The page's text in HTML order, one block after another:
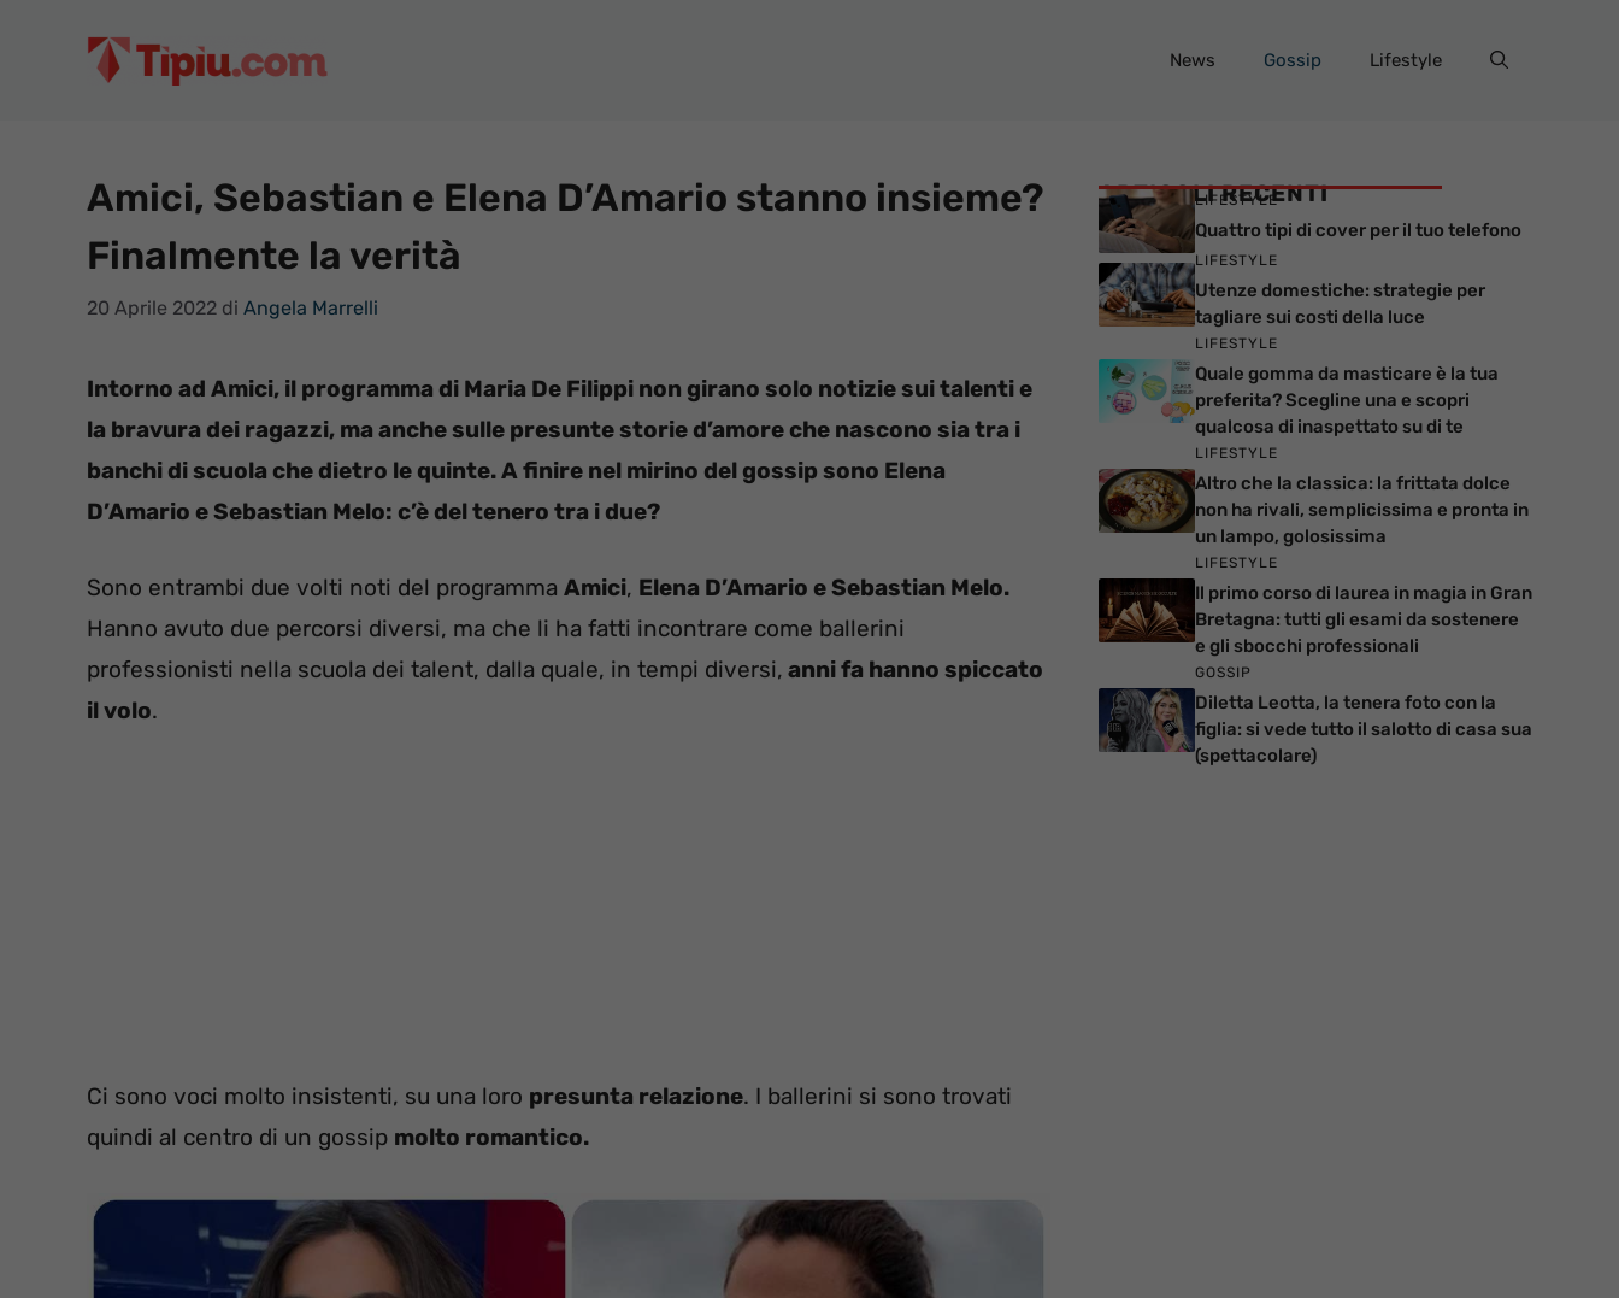
News Gossip Lifestyle
Amici, Sebastian e Elena D’Amario stanno insieme?
Finalmente la verità
20 Aprile 2022 di Angela Marrelli
Intorno ad Amici, il programma di Maria De Filippi non girano solo notizie sui talenti e
la bravura dei ragazzi, ma anche sulle presunte storie d’amore che nascono sia tra i
banchi di scuola che dietro le quinte. A finire nel mirino del gossip sono Elena
D’Amario e Sebastian Melo: c’è del tenero tra i due?
Sono entrambi due volti noti del programma Amici, Elena D’Amario e Sebastian Melo.
Hanno avuto due percorsi diversi, ma che li ha fatti incontrare come ballerini
professionisti nella scuola dei talent, dalla quale, in tempi diversi, anni fa hanno spiccato
il volo.
Ci sono voci molto insistenti, su una loro presunta relazione. I ballerini si sono trovati
quindi al centro di un gossip molto romantico.
ARTICOLI RECENTI
LIFESTYLE
Quattro tipi di cover per il tuo telefono
LIFESTYLE
Utenze domestiche: strategie per
tagliare sui costi della luce
LIFESTYLE
Quale gomma da masticare è la tua
preferita? Scegline una e scopri
qualcosa di inaspettato su di te
LIFESTYLE
Altro che la classica: la frittata dolce
non ha rivali, semplicissima e pronta in
un lampo, golosissima
LIFESTYLE
Il primo corso di laurea in magia in Gran
Bretagna: tutti gli esami da sostenere
e gli sbocchi professionali
GOSSIP
Diletta Leotta, la tenera foto con la
figlia: si vede tutto il salotto di casa sua
(spettacolare)